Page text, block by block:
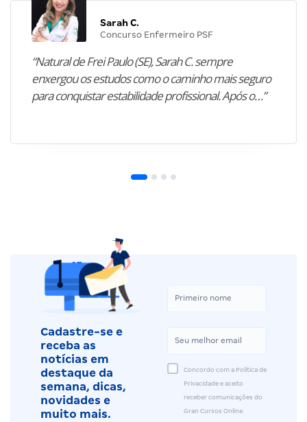
Sarah C.
Concurso Enfermeiro PSF
“Natural de Frei Paulo (SE), Sarah C. sempre
enxergou os estudos como o caminho mais seguro
para conquistar estabilidade profissional. Após o…”
Cadastre-se e
receba as
notícias em
destaque da
semana, dicas,
novidades e
muito mais.
Concordo com a Política de
Privacidade e aceito
receber comunicações do
Gran Cursos Online.